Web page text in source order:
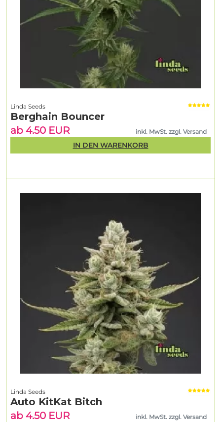
Linda Seeds
Auto KitKat Bitch
ab 4.50 EUR
inkl. MwSt. zzgl. Versand
Linda Seeds
Berghain Bouncer
ab 4.50 EUR
inkl. MwSt. zzgl. Versand
IN DEN WARENKORB